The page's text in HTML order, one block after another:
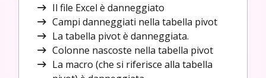
Il file Excel è danneggiato
Campi danneggiati nella tabella pivot
La tabella pivot è danneggiata.
Colonne nascoste nella tabella pivot
La macro (che si riferisce alla tabella